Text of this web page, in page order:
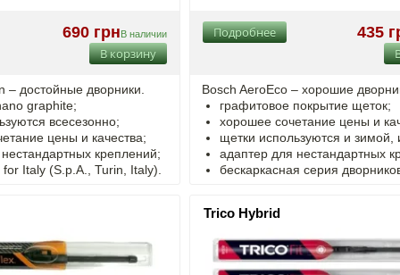
690 грнВ наличии
В корзину
– достойные дворники.
graphite;
всесезонно;
цены и качества;
креплений;
Italy (S.p.A., Turin, Italy).
435
Подробнее
Bosch AeroEco – хорошие
графитовое покрытие щеток;
хорошее сочетание цены и
щетки используются и зимой,
адаптер для нестандартных
бескаркасная серия
Trico Hybrid